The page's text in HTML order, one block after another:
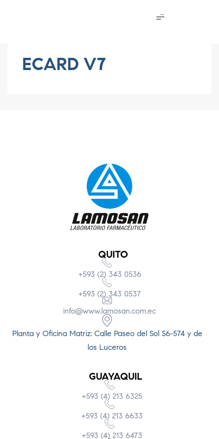
ECARD V7
QUITO
+593 (2) 343 0536
+593 (2) 343 0537
info@www.lamosan.com.ec
Planta y Oficina Matriz: Calle Paseo del Sol S6-574 y de
los Luceros
GUAYAQUIL
+593 (4) 213 6325
+593 (4) 213 6633
+593 (4) 213 6473